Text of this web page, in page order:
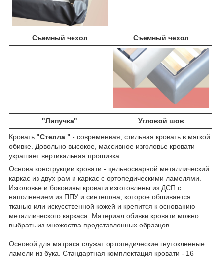
Съемный чехол Съемный чехол
"Липучка" Угловой шов
Кровать "Стелла " - современная, стильная кровать в мягкой
обивке. Довольно высокое, массивное изголовье кровати
украшает вертикальная прошивка.
Основа конструкции кровати - цельносварной металлический
каркас из двух рам и каркас с ортопедическими ламелями.
Изголовье и боковины кровати изготовлены из ДСП с
наполнением из ППУ и синтепона, которое обшивается
тканью или искусственной кожей и крепится к основанию
металлического каркаса. Материал обивки кровати можно
выбрать из множества представленных образцов.
Основой для матраса служат ортопедические гнутоклееные
ламели из бука. Стандартная комплектация кровати - 16